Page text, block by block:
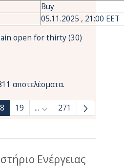
Buy
05.11.2025 , 21:00 EET
open for thirty (30)
αποτελέσματα.
Use TAB to navigate.
19 ... Ενδιάμεσες σελίδες
271
Ενέργειας